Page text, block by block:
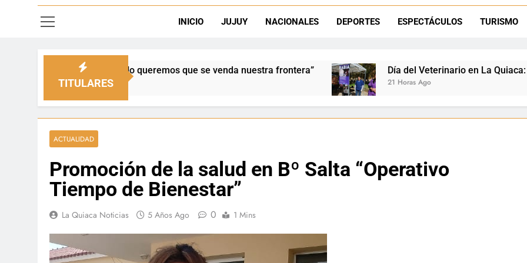
La frontera se subleva: Dante Velázquez enfrenta el remate de
INICIO JUJUY NACIONALES DEPORTES ESPECTÁCULOS TURISMO
TITULARES
“No queremos que se venda nuestra frontera” Día del Veterinario en La Quiaca: Zoonosis llevó
21 Horas Ago
ACTUALIDAD
Promoción de la salud en Bº Salta “Operativo
Tiempo de Bienestar”
La Quiaca Noticias 5 Años Ago 0 1 Mins